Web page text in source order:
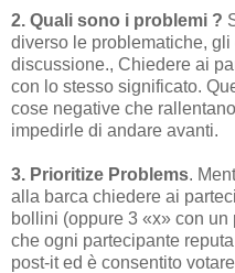
2. Quali sono i problemi ?
diverso le problematiche,
discussione., Chiedere ai
con lo stesso significato.
cose negative che
impedirle di andare avanti.
3. Prioritize Problems.
alla barca chiedere ai
bollini (oppure 3 «x» con
che ogni partecipante
post-it ed è consentito